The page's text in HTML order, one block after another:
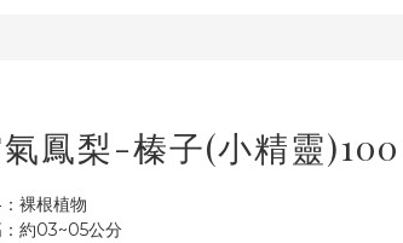
鳳梨-榛子(小精靈)100
裸根植物
約03~05公分